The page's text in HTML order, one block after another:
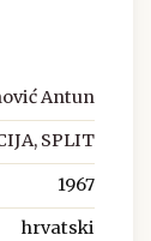
Antun
SPLIT
1967
hrvatski